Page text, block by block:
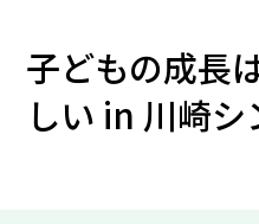
子どもの成長
しい in 川崎